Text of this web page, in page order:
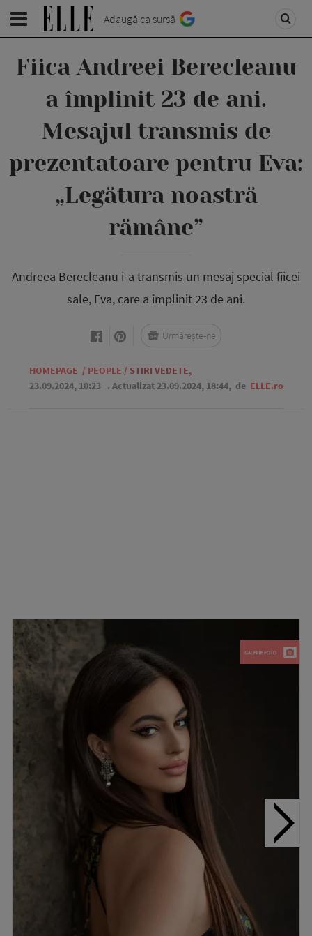
Adaugă ca sursă
Fiica Andreei Berecleanu
a împlinit 23 de ani.
Mesajul transmis de
prezentatoare pentru Eva:
„Legătura noastră
rămâne”
Andreea Berecleanu i-a transmis un mesaj special fiicei
sale, Eva, care a împlinit 23 de ani.
HOMEPAGE / PEOPLE / STIRI VEDETE,
23.09.2024, 10:23 . Actualizat 23.09.2024, 18:44, de ELLE.ro
Urmărește-ne